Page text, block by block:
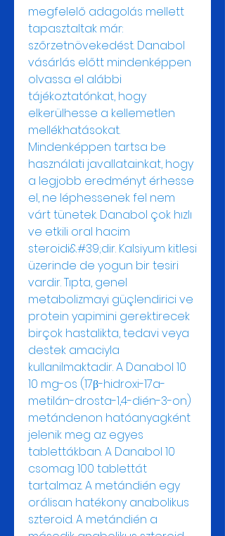
megfelelő adagolás mellett
tapasztaltak már:
szőrzetnövekedést. Danabol
vásárlás előtt mindenképpen
olvassa el alábbi
tájékoztatónkat, hogy
elkerülhesse a kellemetlen
mellékhatásokat.
Mindenképpen tartsa be
használati javallatainkat, hogy
a legjobb eredményt érhesse
el, ne léphessenek fel nem
várt tünetek. Danabol çok hızlı
ve etkili oral hacim
steroidi&#39;dir. Kalsiyum kitlesi
üzerinde de yogun bir tesiri
vardir. Tıpta, genel
metabolizmayi güçlendirici ve
protein yapimini gerektirecek
birçok hastalikta, tedavi veya
destek amaciyla
kullanilmaktadir. A Danabol 10
10 mg-os (17β-hidroxi-17a-
metilán-drosta-1,4-dién-3-on)
metándenon hatóanyagként
jelenik meg az egyes
tablettákban. A Danabol 10
csomag 100 tablettát
tartalmaz. A metándién egy
orálisan hatékony anabolikus
szteroid. A metándién a